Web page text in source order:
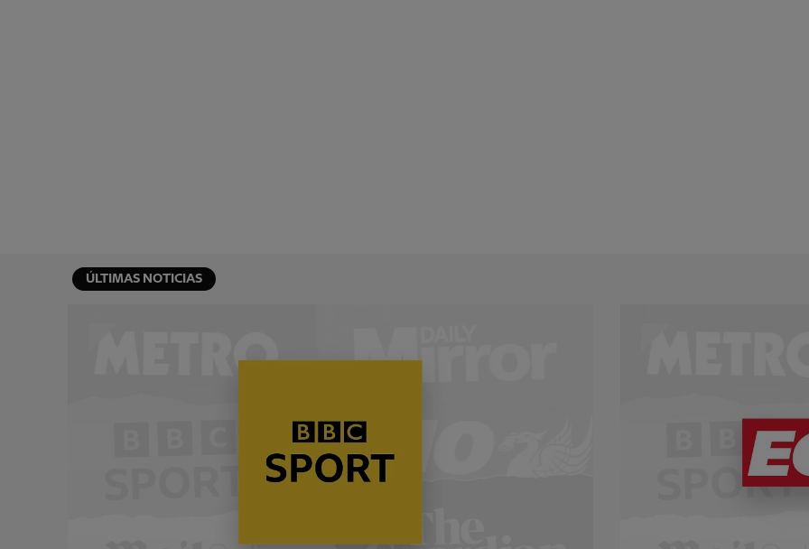
ÚLTIMAS NOTICIAS